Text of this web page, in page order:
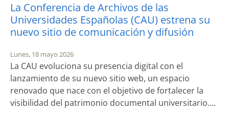
La Conferencia de Archivos de las
Universidades Españolas (CAU) estrena su
nuevo sitio de comunicación y difusión
Lunes, 18 mayo 2026
La CAU evoluciona su presencia digital con el
lanzamiento de su nuevo sitio web, un espacio
renovado que nace con el objetivo de fortalecer la
visibilidad del patrimonio documental universitario….